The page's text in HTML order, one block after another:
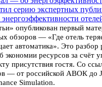
серию экспертных
опубликован первый
обзоров — «Где отель
автоматика». Это
экономии ресурсов за счёт
присутствия гостя. Со
— от российской АВОК до
Simulation.